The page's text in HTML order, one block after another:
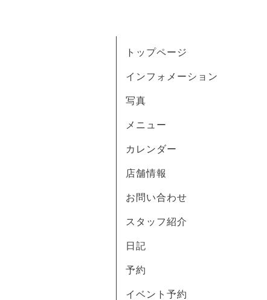
トップページ
インフォメーション
写真
メニュー
カレンダー
店舗情報
お問い合わせ
スタッフ紹介
日記
予約
イベント予約